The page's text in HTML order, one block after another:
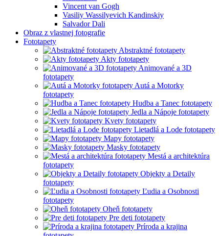
Vincent van Gogh
Vasiliy Wassilyevich Kandinskiy
Salvador Dali
Obraz z vlastnej fotografie
Fototapety
Abstraktné fototapety
Akty fototapety
Animované a 3D
fototapety
Autá a Motorky
fototapety
Hudba a Tanec fototapety
Jedla a Nápoje fototapety
Kvety fototapety
Lietadlá a Lode fototapety
Mapy fototapety
Masky fototapety
Mestá a architektúra
fototapety
Objekty a Detaily
fototapety
Ľudia a Osobnosti
fototapety
Oheň fototapety
Pre deti fototapety
Príroda a krajina